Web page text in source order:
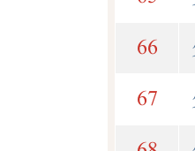
66
67